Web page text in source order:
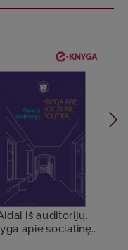
iš auditorijų.
apie socialinę...